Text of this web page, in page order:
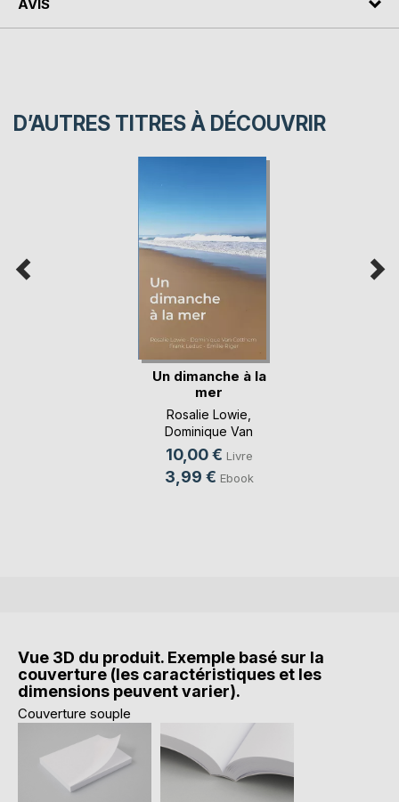
AVIS
D’AUTRES TITRES À DÉCOUVRIR
Un dimanche à la
mer
Rosalie Lowie
Dominique Van
Cotthem
10,00 € Livre
3,99 € Ebook
Vue 3D du produit. Exemple basé sur la
couverture (les caractéristiques et les
dimensions peuvent varier).
Couverture souple